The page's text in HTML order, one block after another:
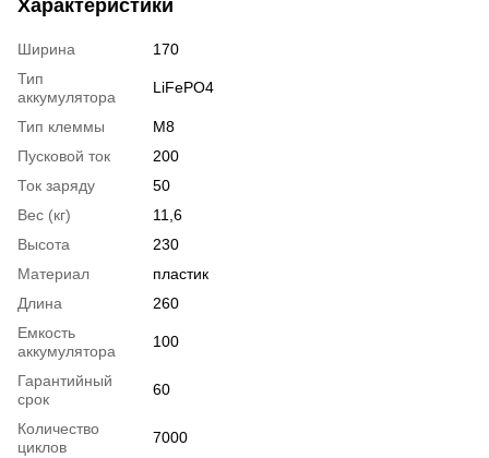
Характеристики
Ширина
170
Тип
аккумулятора
LiFePO4
Тип клеммы
М8
Пусковой ток
200
Ток заряду
50
Вес (кг)
11,6
Высота
230
Материал
пластик
Длина
260
Емкость
аккумулятора
100
Гарантийный
срок
60
Количество
циклов
7000